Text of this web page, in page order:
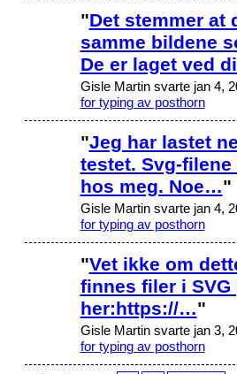
"Det stemmer at
samme bildene
De er laget ved
Gisle Martin svarte jan 4,
for typing av posthorn
"Jeg har lastet
testet. Svg-
hos meg. Noe…"
Gisle Martin svarte jan 4,
for typing av posthorn
"Vet ikke om
finnes filer i
her:https://…"
Gisle Martin svarte jan 3,
for typing av posthorn